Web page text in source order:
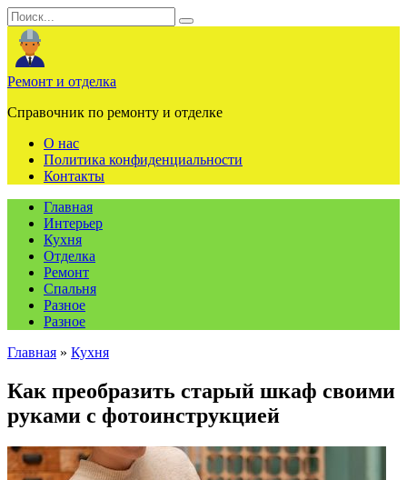
Перейти
к
содержанию
Search
for:
Ремонт и отделка
Справочник по ремонту и отделке
О нас
Политика конфиденциальности
Контакты
Главная
Интерьер
Кухня
Отделка
Ремонт
Спальня
Разное
Разное
Главная » Кухня
Как преобразить старый шкаф своими
руками с фотоинструкцией